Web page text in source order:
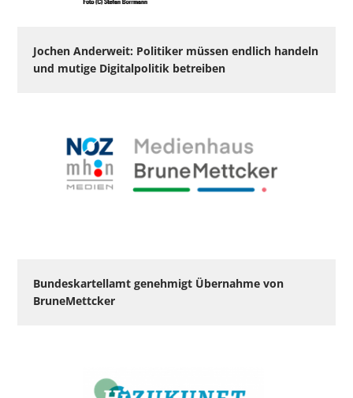
Jochen Anderweit: Politiker müssen endlich handeln
und mutige Digitalpolitik betreiben
Bundeskartellamt genehmigt Übernahme von
BruneMettcker